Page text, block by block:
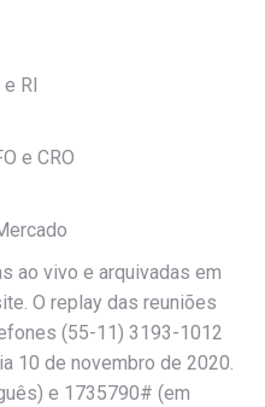
RI
e CRO
ao vivo e arquivadas em
O replay das reuniões
(55-11) 3193-1012
10 de novembro de 2020.
e 1735790# (em